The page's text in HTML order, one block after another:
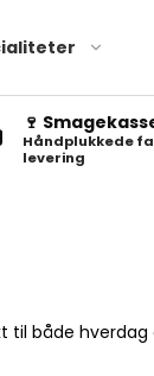
🍷
Håndplukkede
levering
til både hverdag